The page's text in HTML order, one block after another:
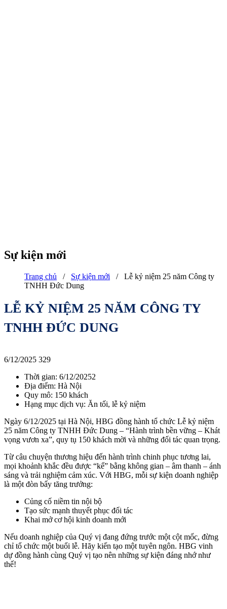
Sự kiện mới
Trang chủ / Sự kiện mới / Lễ kỷ niệm 25 năm Công ty
TNHH Đức Dung
LỄ KỶ NIỆM 25 NĂM CÔNG TY
TNHH ĐỨC DUNG
6/12/2025 329
Thời gian: 6/12/20252
Địa điểm: Hà Nội
Quy mô: 150 khách
Hạng mục dịch vụ: Ăn tối, lễ kỷ niệm
Ngày 6/12/2025 tại Hà Nội, HBG đồng hành tổ chức Lễ kỷ niệm
25 năm Công ty TNHH Đức Dung – “Hành trình bền vững – Khát
vọng vươn xa”, quy tụ 150 khách mời và những đối tác quan trọng.
Từ câu chuyện thương hiệu đến hành trình chinh phục tương lai,
mọi khoảnh khắc đều được “kể” bằng không gian – âm thanh – ánh
sáng và trải nghiệm cảm xúc. Với HBG, mỗi sự kiện doanh nghiệp
là một đòn bẩy tăng trưởng:
Củng cố niềm tin nội bộ
Tạo sức mạnh thuyết phục đối tác
Khai mở cơ hội kinh doanh mới
Nếu doanh nghiệp của Quý vị đang đứng trước một cột mốc, đừng
chỉ tổ chức một buổi lễ. Hãy kiến tạo một tuyên ngôn. HBG vinh
dự đồng hành cùng Quý vị tạo nên những sự kiện đáng nhớ như
thế!